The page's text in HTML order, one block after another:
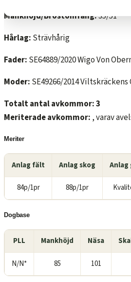
Mankhöjd/Bröstomfång:35/51
Hårlag: Strävhårig
Fader: SE64889/2020 Wigo Von
Moder: SE49266/2014
Totalt antal avkommor: 3
Meriterade avkommor: , varav
Meriter
Anlag fält Anlag skog
84p/1pr 88p/1pr
Dogbase
PLL Mankhöjd Näsa
N/N* 85 101